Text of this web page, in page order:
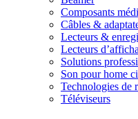
Composants
Câbles &
Lecteurs &
Lecteurs
Solutions
Son pour home
Technologies
Téléviseurs